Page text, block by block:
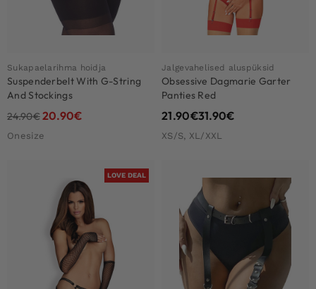
Sukapaelarihma hoidja
Suspenderbelt With G-String
And Stockings
24.90€20.90€
Onesize
Jalgevahelised aluspüksid
Obsessive Dagmarie Garter
Panties Red
21.90€31.90€
XS/S, XL/XXL
LOVE DEAL